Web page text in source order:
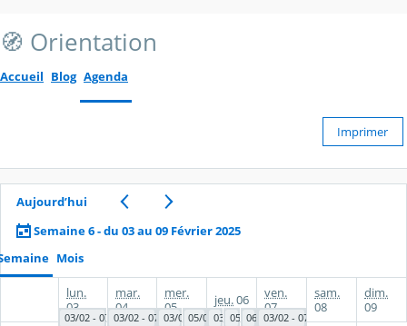
🧭 Orientation
Accueil Blog Agenda
Imprimer
Aujourd’hui
Semaine 6 - du 03 au 09 Février 2025
Mois
03/02 - 07/0203/02 - 07/0203/02 - 07/02
05/02 - 06/02
03/02 - 07/02
05/02 - 06/02
06/0203/02 - 07/02
lun.
03
mar.
04
mer.
05
jeu.06
ven.
07
sam.
08
dim.
09